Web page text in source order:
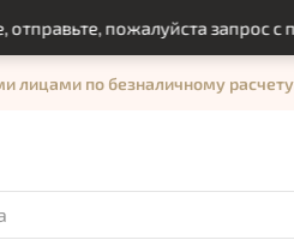
пожалуйста запрос с
лицами по безналичному расчету